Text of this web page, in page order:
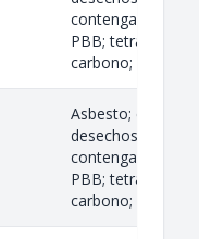
contengan PCB;
PBB; tetracloruro
carbono; ciertos...
Asbesto; criolita;
desechos de
contengan PCB;
PBB; tetracloruro
carbono; ciertos...